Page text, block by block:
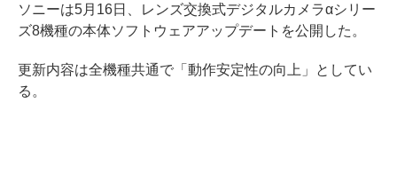
ソニーは5月16日、レンズ交換式デジタルカメラαシリー
ズ8機種の本体ソフトウェアアップデートを公開した。
更新内容は全機種共通で「動作安定性の向上」としてい
る。